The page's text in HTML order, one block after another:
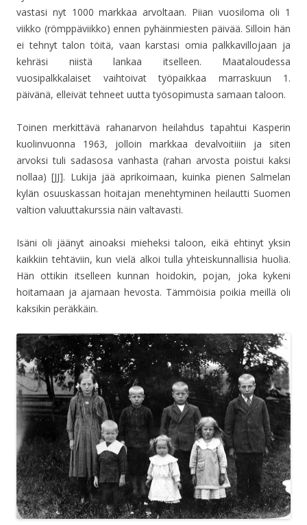
vastasi nyt 1000 markkaa arvoltaan. Piian vuosiloma oli 1
viikko (römppäviikko) ennen pyhäinmiesten päivää. Silloin hän
ei tehnyt talon töitä, vaan karstasi omia palkkavillojaan ja
kehräsi niistä lankaa itselleen. Maataloudessa
vuosipalkkalaiset vaihtoivat työpaikkaa marraskuun 1.
päivänä, elleivät tehneet uutta työsopimusta samaan taloon.
Toinen merkittävä rahanarvon heilahdus tapahtui Kasperin
kuolinvuonna 1963, jolloin markkaa devalvoitiiin ja siten
arvoksi tuli sadasosa vanhasta (rahan arvosta poistui kaksi
nollaa) [JJ]. Lukija jää aprikoimaan, kuinka pienen Salmelan
kylän osuuskassan hoitajan menehtyminen heilautti Suomen
valtion valuuttakurssia näin valtavasti.
Isäni oli jäänyt ainoaksi mieheksi taloon, eikä ehtinyt yksin
kaikkiin tehtäviin, kun vielä alkoi tulla yhteiskunnallisia huolia.
Hän ottikin itselleen kunnan hoidokin, pojan, joka kykeni
hoitamaan ja ajamaan hevosta. Tämmöisia poikia meillä oli
kaksikin peräkkäin.